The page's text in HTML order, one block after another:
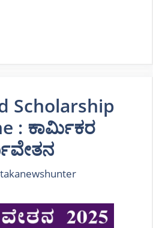
Scholarship
: ಕಾರ್ಮಿಕರ